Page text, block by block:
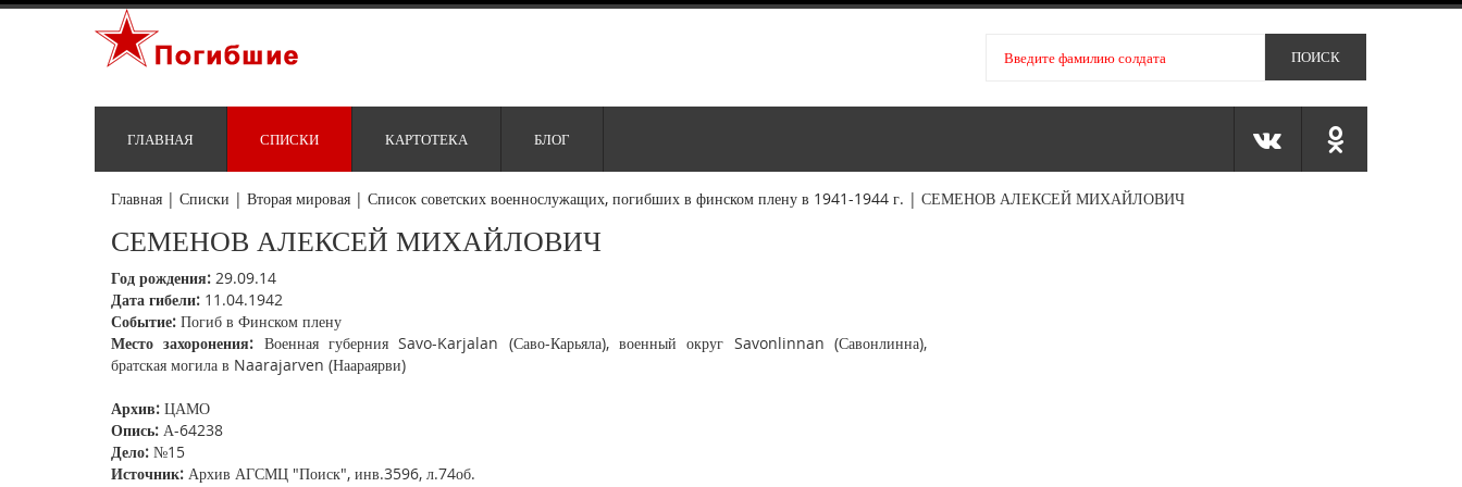
ГЛАВНАЯ СПИСКИ КАРТОТЕКА БЛОГ
Главная | Списки | Вторая мировая | Список советских военнослужащих, погибших в финском плену в 1941-1944 г. | СЕМЕНОВ АЛЕКСЕЙ МИХАЙЛОВИЧ
СЕМЕНОВ АЛЕКСЕЙ МИХАЙЛОВИЧ
Год рождения: 29.09.14
Дата гибели: 11.04.1942
Событие: Погиб в Финском плену
Место захоронения: Военная губерния Savo-Karjalan (Саво-Карьяла), военный округ Savonlinnan (Савонлинна),
братская могила в Naarajarven (Наараярви)
Архив: ЦАМО
Опись: А-64238
Дело: №15
Источник: Архив АГСМЦ "Поиск", инв.3596, л.74об.